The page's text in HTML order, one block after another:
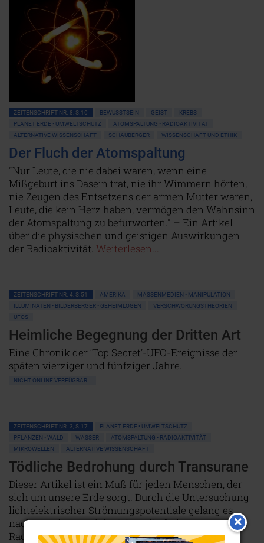
ZEITENSCHRIFT NR. 8, S.10 BEWUSSTSEIN GEIST
KREBS
PLANET ERDE • UMWELTSCHUTZ
ATOMSPALTUNG • RADIOAKTIVITÄT
ALTERNATIVE WISSENSCHAFT
SCHAUBERGER WISSENSCHAFT UND ETHIK
Der Fluch der Atomspaltung
"Nur Leute, die nie dabei waren, wenn eine
Mißgeburt ins Dasein trat, nie ihr Wimmern hörten,
nie Zeugen des Entsetzens der armen Mutter waren,
Leute, die kein Herz haben, vermögen den Wahnsinn
der Atomspaltung zu befürworten." – Ein Artikel
über die physischen und geistigen Auswirkungen
der Radioaktivität. Weiterlesen...
ZEITENSCHRIFT NR. 4, S.51 AMERIKA
MASSENMEDIEN • MANIPULATION
ILLUMINATEN • BILDERBERGER • GEHEIMLOGEN
VERSCHWÖRUNGSTHEORIEN
UFOS
Heimliche Begegnung der Dritten Art
Eine Chronik der ‘Top Secret’-UFO-Ereignisse der
späten vierziger und fünfziger Jahre.
NICHT ONLINE VERFÜGBAR
ZEITENSCHRIFT NR. 3, S.17
PLANET ERDE • UMWELTSCHUTZ
PFLANZEN • WALD
WASSER
ATOMSPALTUNG • RADIOAKTIVITÄT
MIKROWELLEN
ALTERNATIVE WISSENSCHAFT
Tödliche Bedrohung durch Transurane
Dieser Artikel ist ein Muß für jeden Menschen, der
sich um unsere Erde sorgt. Durch die Untersuchung
lichtelektrischer Strömungspotentiale gelang es
nachzuweisen, welche Wege die freigesetzte
Radioaktivität geht. Das Ergebnis ist mehr als